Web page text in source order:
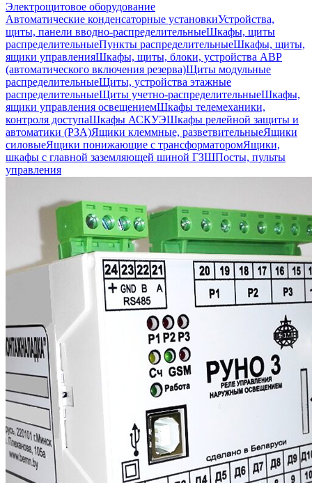
Электрощитовое оборудование
Автоматические конденсаторные установкиУстройства,
щиты, панели вводно-распределительныеШкафы, щиты
распределительныеПункты распределительныеШкафы, щиты,
ящики управленияШкафы, щиты, блоки, устройства АВР
(автоматического включения резерва)Щиты модульные
распределительныеЩиты, устройства этажные
распределительныеЩиты учетно-распределительныеШкафы,
ящики управления освещениемШкафы телемеханики,
контроля доступаШкафы АСКУЭШкафы релейной защиты и
автоматики (РЗА)Ящики клеммные, разветвительныеЯщики
силовыеЯщики понижающие с трансформаторомЯщики,
шкафы с главной заземляющей шиной ГЗШПосты, пульты
управления